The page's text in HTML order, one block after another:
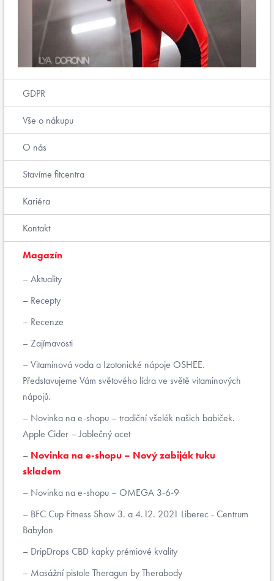
GDPR
Vše o nákupu
O nás
Stavíme fitcentra
Kariéra
Kontakt
Magazín
Aktuality
Recepty
Recenze
Zajímavosti
Vitaminová voda a Izotonické nápoje OSHEE.
Představujeme Vám světového lídra ve světě vitaminových
nápojů.
Novinka na e-shopu – tradiční všelék našich babiček.
Apple Cider – Jablečný ocet
Novinka na e-shopu – Nový zabiják tuku
skladem
Novinka na e-shopu – OMEGA 3-6-9
BFC Cup Fitness Show 3. a 4.12. 2021 Liberec - Centrum
Babylon
DripDrops CBD kapky prémiové kvality
Masážní pistole Theragun by Therabody